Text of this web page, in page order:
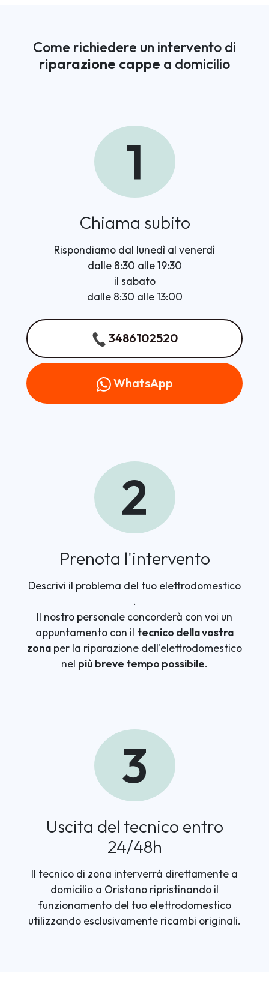
Come richiedere un intervento di
riparazione cappe a domicilio
1
Chiama subito
Rispondiamo dal lunedì al venerdì
dalle 8:30 alle 19:30
il sabato
dalle 8:30 alle 13:00
3486102520
WhatsApp
2
Prenota l'intervento
Descrivi il problema del tuo elettrodomestico
.
Il nostro personale concorderà con voi un
appuntamento con il tecnico della vostra
zona per la riparazione dell'elettrodomestico
nel più breve tempo possibile.
3
Uscita del tecnico entro
24/48h
Il tecnico di zona interverrà direttamente a
domicilio a Oristano ripristinando il
funzionamento del tuo elettrodomestico
utilizzando esclusivamente ricambi originali.